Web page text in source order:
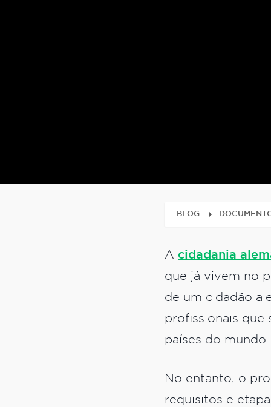
BLOG
A cidadania
que já vivem no
de um cidadão
profissionais que
países do mundo.
No entanto, o
requisitos e